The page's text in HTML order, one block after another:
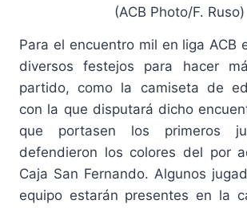
(ACB Photo/F. Ruso)
Para el encuentro mil en liga ACB
diversos festejos para hacer
partido, como la camiseta de
con la que disputará dicho
que portasen los primeros
defendieron los colores del por
Caja San Fernando. Algunos
equipo estarán presentes en la